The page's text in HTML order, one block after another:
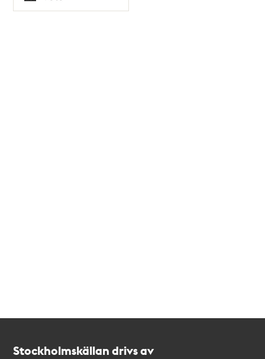
Typ
Stockholmskällan drivs av